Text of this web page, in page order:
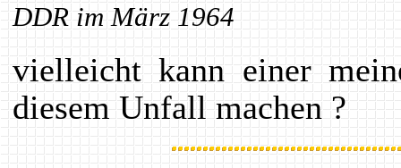
DDR im März 1964
vielleicht kann einer
diesem Unfall machen ?